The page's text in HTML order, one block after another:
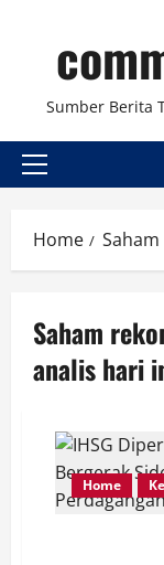
content
Sumber Berita
Primary
Home
Saham
analis hari
Home